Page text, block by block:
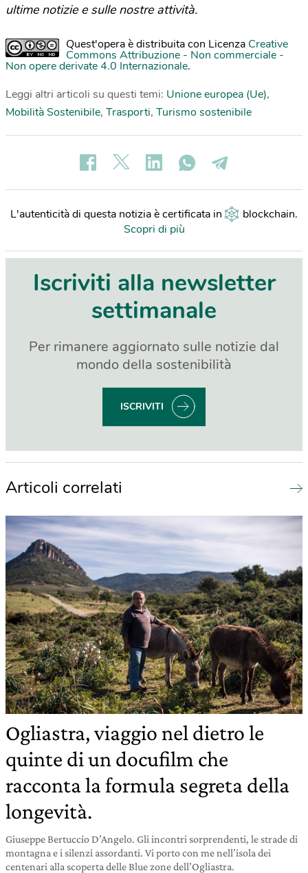
ultime notizie e sulle nostre attività.
Quest'opera è distribuita con Licenza Creative
Commons Attribuzione - Non commerciale -
Non opere derivate 4.0 Internazionale.
Leggi altri articoli su questi temi: Unione europea (Ue),
Mobilità Sostenibile, Trasporti, Turismo sostenibile
L'autenticità di questa notizia è certificata in blockchain.
Scopri di più
Iscriviti alla newsletter
settimanale
Per rimanere aggiornato sulle notizie dal
mondo della sostenibilità
ISCRIVITI
Articoli correlati
Ogliastra, viaggio nel dietro le
quinte di un docufilm che
racconta la formula segreta della
longevità.
Giuseppe Bertuccio D’Angelo. Gli incontri sorprendenti, le strade di
montagna e i silenzi assordanti. Vi porto con me nell’isola dei
centenari alla scoperta delle Blue zone dell’Ogliastra.